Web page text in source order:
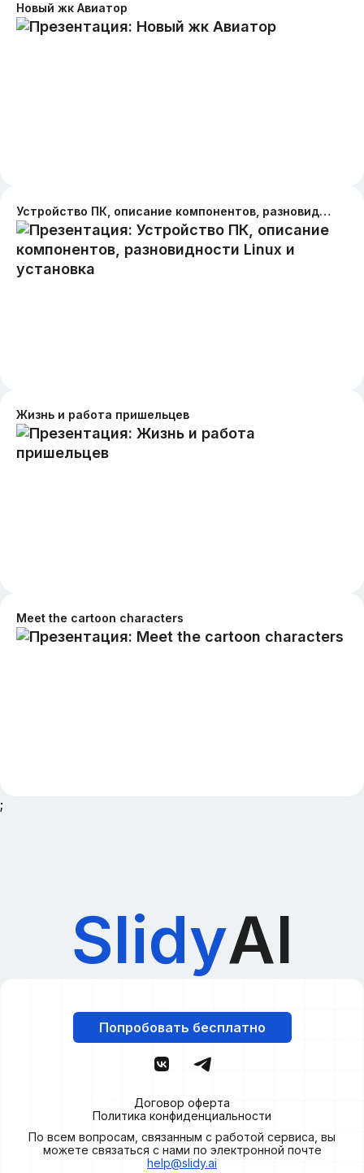
Новый жк Авиатор
Устройство ПК, описание компонентов, разновидности Linux и установка
Жизнь и работа пришельцев
Meet the cartoon characters
;
SlidyAI
Попробовать бесплатно
Договор оферта
Политика конфиденциальности
По всем вопросам, связанным с работой сервиса, вы
можете связаться с нами по электронной почте
help@slidy.ai